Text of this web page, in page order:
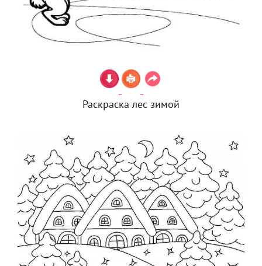
Раскраска лес зимой